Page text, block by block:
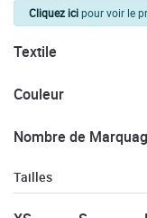
Cliquez icipour voir le
Textile
Couleur
Nombre de
Tailles